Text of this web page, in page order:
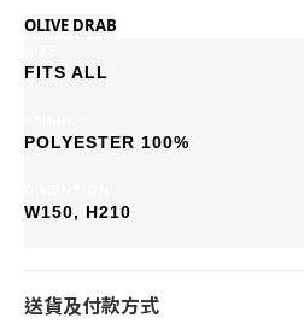
OLIVE DRAB
FITS ALL
POLYESTER 100%
W150, H210
送貨及付款方式